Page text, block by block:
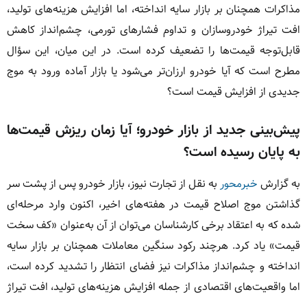
مذاکرات همچنان بر بازار سایه انداخته، اما افزایش هزینه‌های تولید،
افت تیراژ خودروسازان و تداوم فشارهای تورمی، چشم‌انداز کاهش
قابل‌توجه قیمت‌ها را تضعیف کرده است. در این میان، این سؤال
مطرح است که آیا خودرو ارزان‌تر می‌شود یا بازار آماده ورود به موج
جدیدی از افزایش قیمت است؟
پیش‌بینی جدید از بازار خودرو؛ آیا زمان ریزش قیمت‌ها
به پایان رسیده است؟
به گزارش خبرمحور به نقل از تجارت نیوز، بازار خودرو پس از پشت سر
گذاشتن موج اصلاح قیمت در هفته‌های اخیر، اکنون وارد مرحله‌ای
شده که به اعتقاد برخی کارشناسان می‌توان از آن به‌عنوان «کف سخت
قیمت» یاد کرد. هرچند رکود سنگین معاملات همچنان بر بازار سایه
انداخته و چشم‌انداز مذاکرات نیز فضای انتظار را تشدید کرده است،
اما واقعیت‌های اقتصادی از جمله افزایش هزینه‌های تولید، افت تیراژ